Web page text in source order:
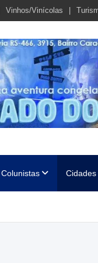
Vinhos/Vinícolas
Colunistas Cidades